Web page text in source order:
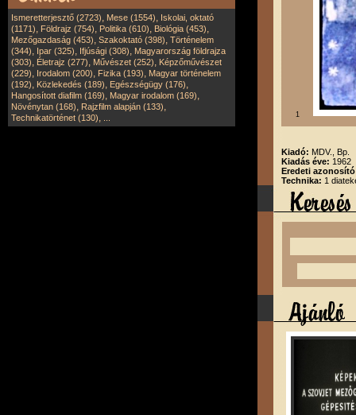
Ismeretterjesztő (2723), Mese (1554), Iskolai, oktató
(1171), Földrajz (754), Politika (610), Biológia (453),
Mezőgazdaság (453), Szakoktató (398), Történelem
(344), Ipar (325), Ifjúsági (308), Magyarország földrajza
(303), Életrajz (277), Művészet (252), Képzőművészet
(229), Irodalom (200), Fizika (193), Magyar történelem
(192), Közlekedés (189), Egészségügy (176),
Hangosított diafilm (169), Magyar irodalom (169),
Növénytan (168), Rajzfilm alapján (133),
Technikatörténet (130), 1
Kiadó: MDV., Bp.
Kiadás éve: 1962
Eredeti
Technika: 1